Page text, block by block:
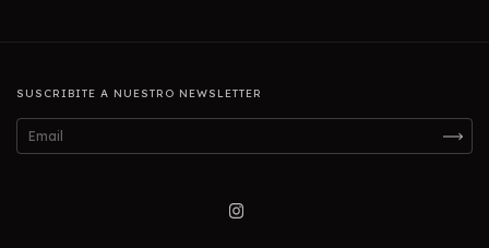
SUSCRIBITE A NUESTRO NEWSLETTER